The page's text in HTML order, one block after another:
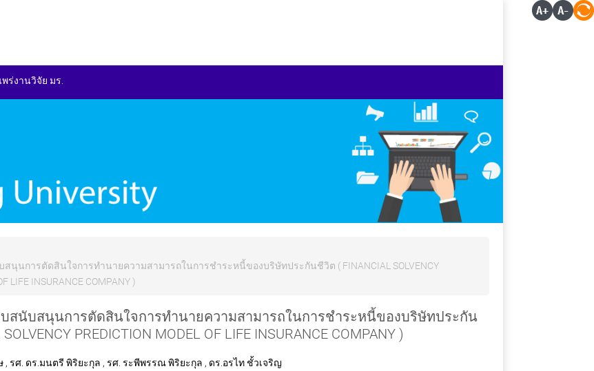
ร่งานวิจัย มร.
นุนการตัดสินใจการทำนายความสามารถในการชำระหนี้ของบริษัทประกันชีวิต ( FINANCIAL SOLVENCY
LIFE INSURANCE COMPANY )
สนับสนุนการตัดสินใจการทำนายความสามารถในการชำระหนี้ของบริษัทประกัน
PREDICTION MODEL OF LIFE INSURANCE COMPANY )
, รศ. ดร.มนตรี พิริยะกุล , รศ. ระพีพรรณ พิริยะกุล , ดร.อรไท ชั้วเจริญ